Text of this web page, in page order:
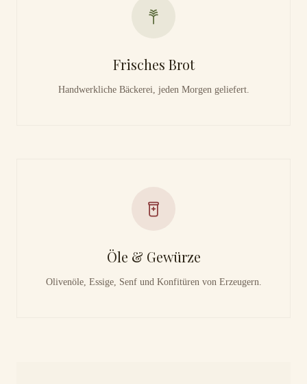
Frisches Brot
Handwerkliche Bäckerei, jeden Morgen geliefert.
Öle & Gewürze
Olivenöle, Essige, Senf und Konfitüren von Erzeugern.